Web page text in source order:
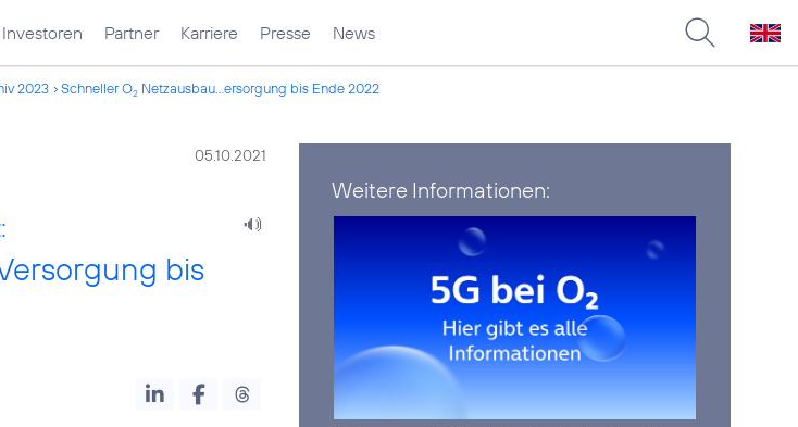
Investoren Partner Karriere Presse News
2023 Schneller O2 Netzausbau...ersorgung bis Ende 2022
05.10.2021
bis
Weitere Informationen: